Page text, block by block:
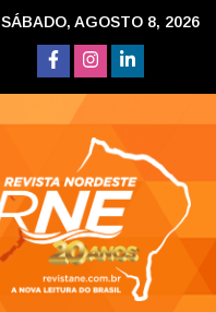
SÁBADO, AGOSTO 8, 2026